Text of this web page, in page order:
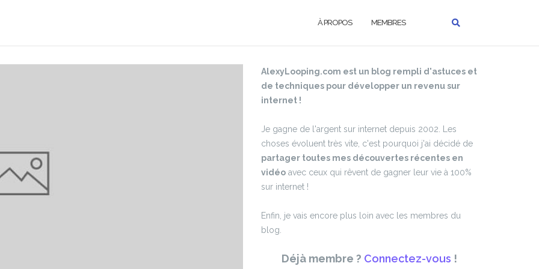
À PROPOS MEMBRES
AlexyLooping.com est un blog rempli d'astuces et
de techniques pour développer un revenu sur
internet !
Je gagne de l'argent sur internet depuis 2002. Les
choses évoluent très vite, c'est pourquoi j'ai décidé de
partager toutes mes découvertes récentes en
vidéo avec ceux qui rêvent de gagner leur vie à 100%
sur internet !
Enfin, je vais encore plus loin avec les membres du
blog.
Déjà membre ? Connectez-vous !